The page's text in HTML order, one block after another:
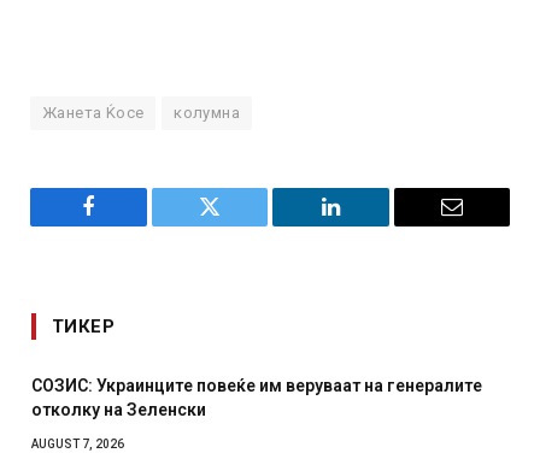
Жанета Ќосе колумна
Facebook Twitter LinkedIn Email
ТИКЕР
СОЗИС: Украинците повеќе им веруваат на генералите
отколку на Зеленски
AUGUST 7, 2026